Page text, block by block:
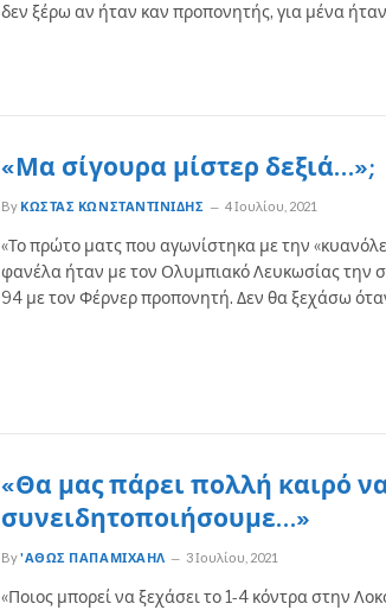
δεν ξέρω αν ήταν καν προπονητής, για μένα
«Μα σίγουρα μίστερ δεξιά…»;
By ΚΏΣΤΑΣ ΚΩΝΣΤΑΝΤΙΝΊΔΗΣ 4 Ιουλίου, 2021
«Το πρώτο ματς που αγωνίστηκα με την
φανέλα ήταν με τον Ολυμπιακό Λευκωσίας την
94 με τον Φέρνερ προπονητή. Δεν θα ξεχάσω
«Θα μας πάρει πολλή καιρό
συνειδητοποιήσουμε…»
By'ΑΘΩΣ ΠΑΠΑΜΙΧΑΉΛ 3 Ιουλίου, 2021
«Ποιος μπορεί να ξεχάσει το 1-4 κόντρα στην